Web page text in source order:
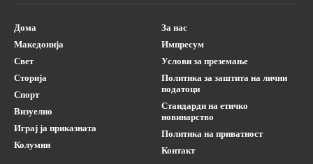
Дома
Македонија
Свет
Сторија
Спорт
Визуелно
Играј ја приказната
Колумни
За нас
Импресум
Услови за преземање
Политика за заштита на лични
податоци
Стандарди на етичко
новинарство
Политика на приватност
Контакт